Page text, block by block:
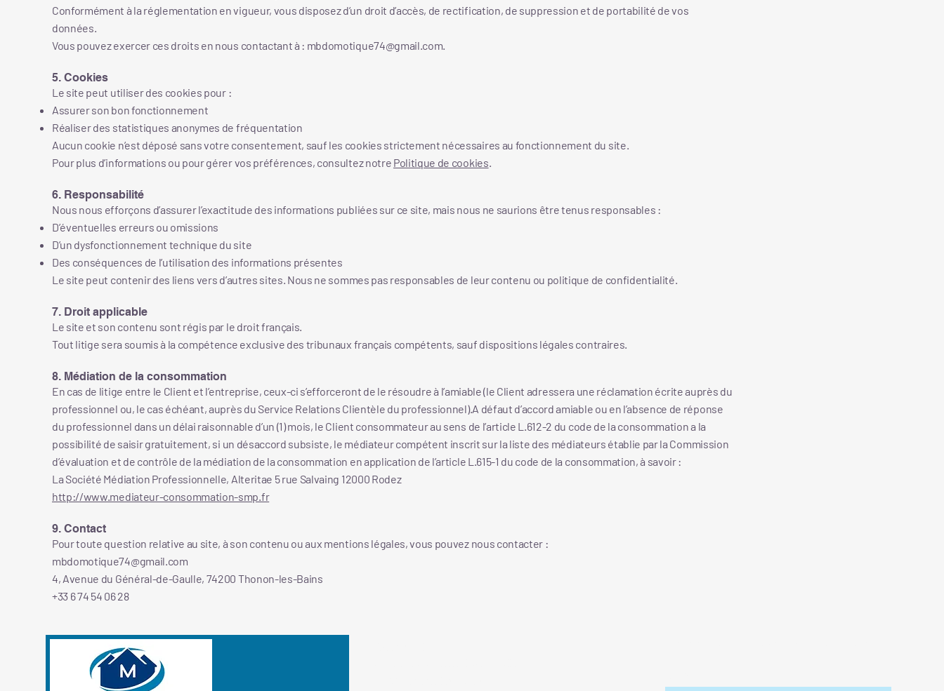
Conformément à la réglementation en vigueur, vous disposez d’un droit d’accès, de rectification, de suppression et de portabilité de vos
données.
Vous pouvez exercer ces droits en nous contactant à : mbdomotique74@gmail.com.
5. Cookies
Le site peut utiliser des cookies pour :
Assurer son bon fonctionnement
Réaliser des statistiques anonymes de fréquentation
Aucun cookie n’est déposé sans votre consentement, sauf les cookies strictement nécessaires au fonctionnement du site.
Pour plus d’informations ou pour gérer vos préférences, consultez notre Politique de cookies.
6. Responsabilité
Nous nous efforçons d’assurer l’exactitude des informations publiées sur ce site, mais nous ne saurions être tenus responsables :
D’éventuelles erreurs ou omissions
D’un dysfonctionnement technique du site
Des conséquences de l’utilisation des informations présentes
Le site peut contenir des liens vers d’autres sites. Nous ne sommes pas responsables de leur contenu ou politique de confidentialité.
7. Droit applicable
Le site et son contenu sont régis par le droit français.
Tout litige sera soumis à la compétence exclusive des tribunaux français compétents, sauf dispositions légales contraires.
8. Médiation de la consommation
En cas de litige entre le Client et l’entreprise, ceux-ci s’efforceront de le résoudre à l’amiable (le Client adressera une réclamation écrite auprès du
professionnel ou, le cas échéant, auprès du Service Relations Clientèle du professionnel).A défaut d’accord amiable ou en l’absence de réponse
du professionnel dans un délai raisonnable d’un (1) mois, le Client consommateur au sens de l’article L.612-2 du code de la consommation a la
possibilité de saisir gratuitement, si un désaccord subsiste, le médiateur compétent inscrit sur la liste des médiateurs établie par la Commission
d’évaluation et de contrôle de la médiation de la consommation en application de l’article L.615-1 du code de la consommation, à savoir :
La Société Médiation Professionnelle, Alteritae 5 rue Salvaing 12000 Rodez
http://www.mediateur-consommation-smp.fr
9. Contact
Pour toute question relative au site, à son contenu ou aux mentions légales, vous pouvez nous contacter :
mbdomotique74@gmail.com
4, Avenue du Général-de-Gaulle, 74200 Thonon-les-Bains
+33 6 74 54 06 28